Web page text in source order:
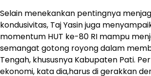
Selain menekankan pentingnya
kondusivitas, Taj Yasin juga
momentum HUT ke-80 RI mampu
semangat gotong royong dalam
Tengah, khususnya Kabupaten Pati.
ekonomi, kata dia,harus di gerakkan